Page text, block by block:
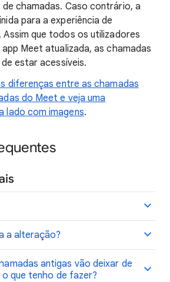
de chamadas. Caso contrário, a
para a experiência de
Assim que todos os utilizadores
Meet atualizada, as chamadas
estar acessíveis.
diferenças entre as chamadas
do Meet e veja uma
lado com imagens.
a alteração?
antigas vão deixar de
que tenho de fazer?